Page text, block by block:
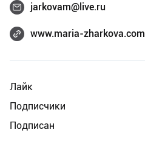
Лайк
Подписчики
Подписан
jarkovam@live.ru
www.maria-zharkova.com